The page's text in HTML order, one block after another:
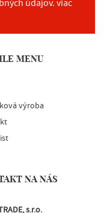
údajov. viac
MENU
výroba
NA NÁS
s.r.o.